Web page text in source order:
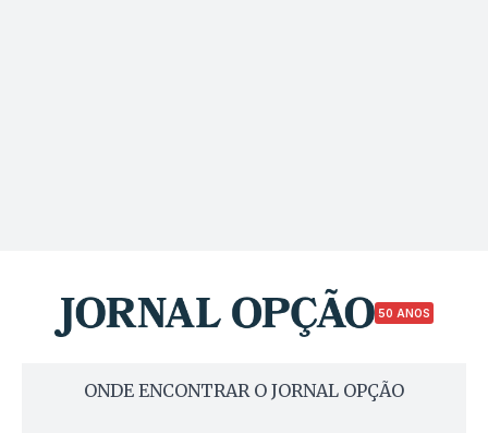
50 ANOS
ONDE ENCONTRAR O JORNAL OPÇÃO